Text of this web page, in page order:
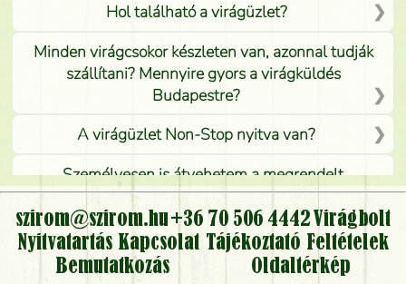
Hol található a virágüzlet?
Minden virágcsokor készleten van, azonnal tudják
szállítani? Mennyire gyors a virágküldés
Budapestre?
A virágüzlet Non-Stop nyitva van?
Személyesen is átvehetem a megrendelt
virágcsokrot, vagy csak virágküldéssel, kiszállítással
kérhető?
Vidékre is lehet rendelni?
szirom@szirom.hu +36 70 506 4442 Virágbolt
Nyitvatartás Kapcsolat Tájékoztató Feltételek
Bemutatkozás
Oldaltérkép